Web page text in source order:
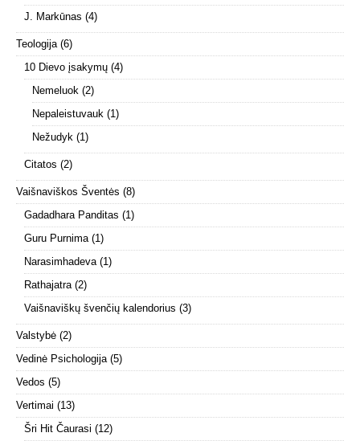
J. Markūnas (4)
Teologija(6)
10 Dievo įsakymų (4)
Nemeluok (2)
Nepaleistuvauk (1)
Nežudyk (1)
Citatos (2)
Vaišnaviškos Šventės (8)
Gadadhara Panditas (1)
Guru Purnima(1)
Narasimhadeva(1)
Rathajatra(2)
Vaišnaviškų švenčių kalendorius (3)
Valstybė (2)
Vedinė Psichologija(5)
Vedos (5)
Vertimai (13)
Šri Hit Čaurasi (12)